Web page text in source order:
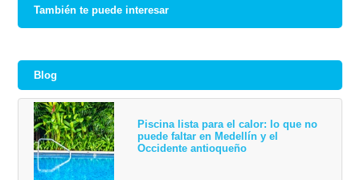
También te puede interesar
Blog
Piscina lista para el calor: lo que no
puede faltar en Medellín y el
Occidente antioqueño